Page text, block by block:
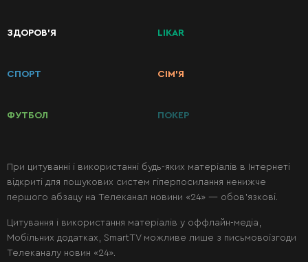
КАТЕГОРІЇ
РЕЦЕПТІВ
Салати
ЗДОРОВ’Я
СПОРТ
ФУТБОЛ
LIKAR
СІМ’Я
ПОКЕР
При цитуванні і використанні будь-яких матеріалів в Інтернеті
відкриті для пошукових систем гіперпосилання ненижче
першого абзацу на Телеканал новини «24» — обов’язкові.
Цитування і використання матеріалів у оффлайн-медіа,
Мобільних додатках, SmartTV можливе лише з письмовоїзгоди
Телеканалу новин «24».